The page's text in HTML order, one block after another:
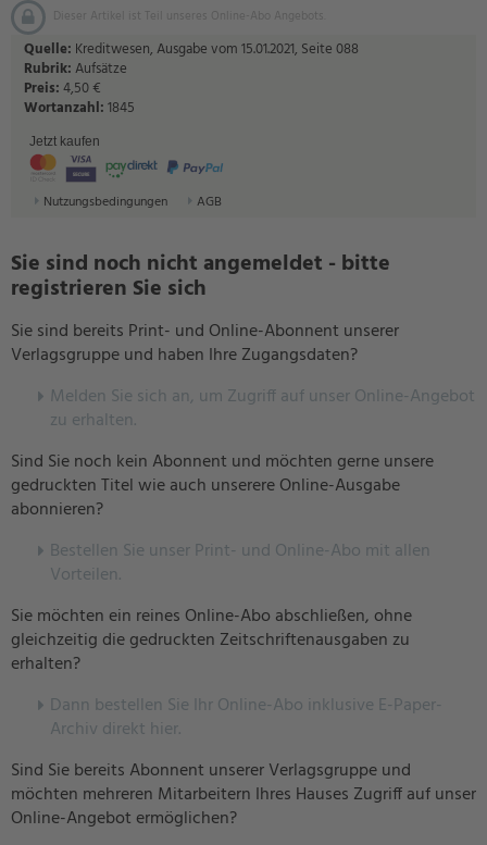
Dieser Artikel ist Teil unseres Online-Abo Angebots.
Quelle: Kreditwesen, Ausgabe vom 15.01.2021, Seite 088
Rubrik:Aufsätze
Preis:4,50 €
Wortanzahl:1845
Jetzt kaufen
Nutzungsbedingungen AGB
Sie sind noch nicht angemeldet - bitte
registrieren Sie sich
Sie sind bereits Print- und Online-Abonnent unserer
Verlagsgruppe und haben Ihre Zugangsdaten?
Melden Sie sich an, um Zugriff auf unser Online-Angebot
zu erhalten.
Sind Sie noch kein Abonnent und möchten gerne unsere
gedruckten Titel wie auch unserere Online-Ausgabe
abonnieren?
Bestellen Sie unser Print- und Online-Abo mit allen
Vorteilen.
Sie möchten ein reines Online-Abo abschließen, ohne
gleichzeitig die gedruckten Zeitschriftenausgaben zu
erhalten?
Dann bestellen Sie Ihr Online-Abo inklusive E-Paper-
Archiv direkt hier.
Sind Sie bereits Abonnent unserer Verlagsgruppe und
möchten mehreren Mitarbeitern Ihres Hauses Zugriff auf unser
Online-Angebot ermöglichen?